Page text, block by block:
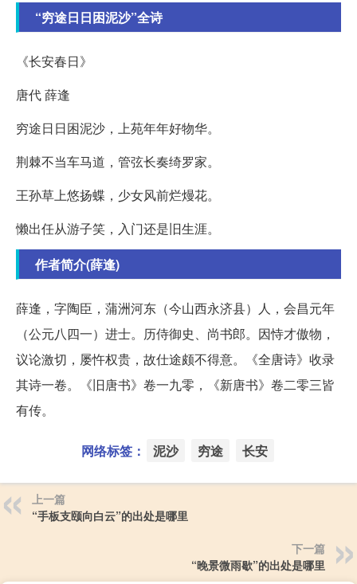
“穷途日日困泥沙”全诗
《长安春日》
唐代 薛逢
穷途日日困泥沙，上苑年年好物华。
荆棘不当车马道，管弦长奏绮罗家。
王孙草上悠扬蝶，少女风前烂熳花。
懒出任从游子笑，入门还是旧生涯。
作者简介(薛逢)
薛逢，字陶臣，蒲洲河东（今山西永济县）人，会昌元年
（公元八四一）进士。历侍御史、尚书郎。因恃才傲物，
议论激切，屡忤权贵，故仕途颇不得意。《全唐诗》收录
其诗一卷。《旧唐书》卷一九零，《新唐书》卷二零三皆
有传。
网络标签： 泥沙 穷途 长安
上一篇
“手板支颐向白云”的出处是哪里
下一篇
“晚景微雨歇”的出处是哪里